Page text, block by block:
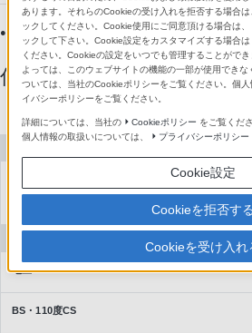
●：対応 -：該当なし
仕様表
地上
BS・110度CS
あります。それらのCookieの受け入れを拒否する場合
ックしてください。Cookie使用にご同意頂ける場合は
ックして下さい。Cookie設定をカスタマイズする場合
ください。Cookieの設定をいつでも管理することがで
よっては、このウェブサイトの機能の一部が使用でき
ついては、当社のCookieポリシーをご覧ください。個
イバシーポリシーをご覧ください。
詳細については、当社の Cookieポリシー をご覧くださ
個人情報の取扱いについては、
プライバシーポリシー
Cookie設定
Cookieを拒否する
Cookieを受け入れ